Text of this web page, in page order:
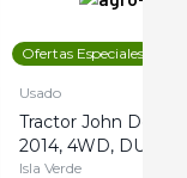
Ofertas Especiales
Usado
Tractor John Deere
2014, 4WD, DUAL
Isla Verde